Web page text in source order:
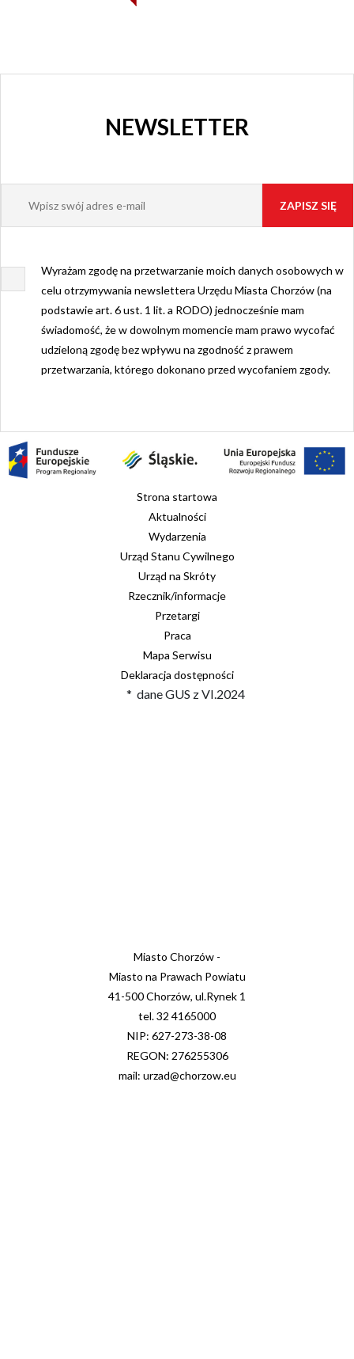
NEWSLETTER
Wyrażam zgodę na przetwarzanie moich danych osobowych w
celu otrzymywania newslettera Urzędu Miasta Chorzów (na
podstawie art. 6 ust. 1 lit. a RODO) jednocześnie mam
świadomość, że w dowolnym momencie mam prawo wycofać
udzieloną zgodę bez wpływu na zgodność z prawem
przetwarzania, którego dokonano przed wycofaniem zgody.
Strona startowa
Aktualności
Wydarzenia
Urząd Stanu Cywilnego
Urząd na Skróty
Rzecznik/informacje
Przetargi
Praca
Mapa Serwisu
Deklaracja dostępności
* dane GUS z VI.2024
Miasto Chorzów -
Miasto na Prawach Powiatu
41-500 Chorzów, ul.Rynek 1
tel. 32 4165000
NIP: 627-273-38-08
REGON: 276255306
mail: urzad@chorzow.eu